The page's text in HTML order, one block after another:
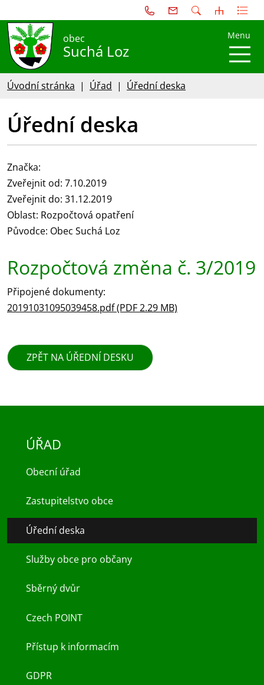
obec
Suchá Loz
Menu
Úvodní stránka Úřad Úřední deska
Úřední deska
Značka:
Zveřejnit od: 7.10.2019
Zveřejnit do: 31.12.2019
Oblast: Rozpočtová opatření
Původce: Obec Suchá Loz
Rozpočtová změna č. 3/2019
Připojené dokumenty:
20191031095039458.pdf (PDF 2.29 MB)
ZPĚT NA ÚŘEDNÍ DESKU
ÚŘAD
Obecní úřad
Zastupitelstvo obce
Úřední deska
Služby obce pro občany
Sběrný dvůr
Czech POINT
Přístup k informacím
GDPR